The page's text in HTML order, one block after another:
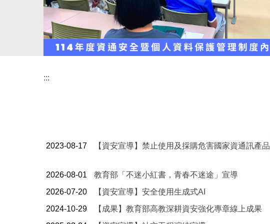
:::
2023-08-17 【資安宣導】禁止使用及採購危害國家資通訊產品
2026-08-01
教育部「不迷小紅書，青春不迷途」宣導
2026-07-20
【資安宣導】安全使用生成式AI
2024-10-29
【成果】教育部高教深耕資安強化專章線上成果